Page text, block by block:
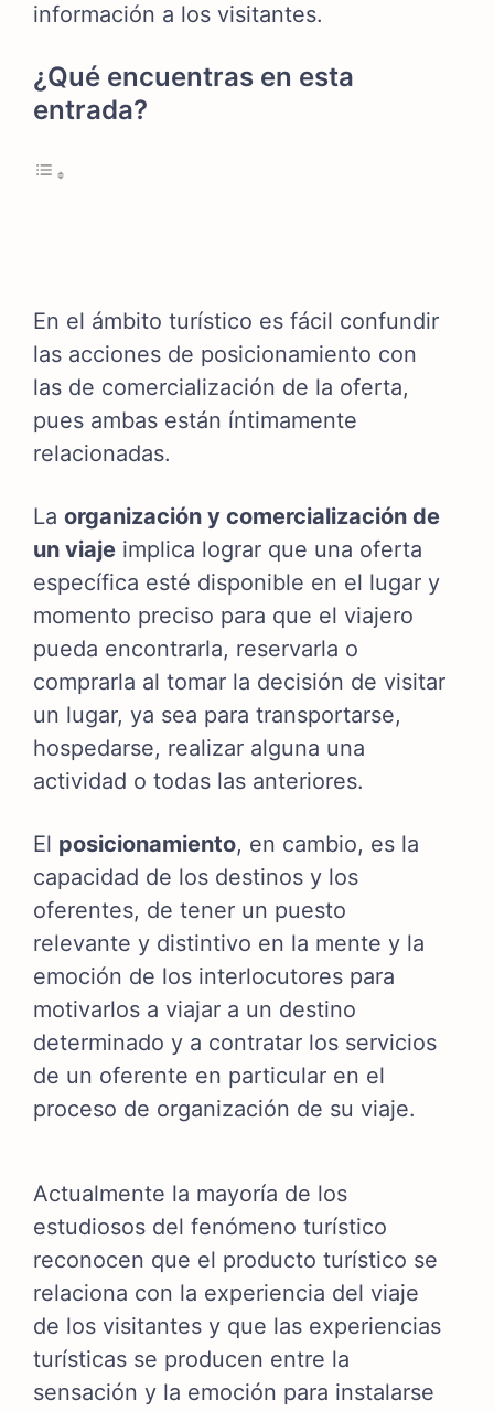
información a los visitantes.
¿Qué encuentras en esta
entrada?
En el ámbito turístico es fácil confundir
las acciones de posicionamiento con
las de comercialización de la oferta,
pues ambas están íntimamente
relacionadas.
La organización y comercialización de
un viaje implica lograr que una oferta
específica esté disponible en el lugar y
momento preciso para que el viajero
pueda encontrarla, reservarla o
comprarla al tomar la decisión de visitar
un lugar, ya sea para transportarse,
hospedarse, realizar alguna una
actividad o todas las anteriores.
El posicionamiento, en cambio, es la
capacidad de los destinos y los
oferentes, de tener un puesto
relevante y distintivo en la mente y la
emoción de los interlocutores para
motivarlos a viajar a un destino
determinado y a contratar los servicios
de un oferente en particular en el
proceso de organización de su viaje.
Actualmente la mayoría de los
estudiosos del fenómeno turístico
reconocen que el producto turístico se
relaciona con la experiencia del viaje
de los visitantes y que las experiencias
turísticas se producen entre la
sensación y la emoción para instalarse